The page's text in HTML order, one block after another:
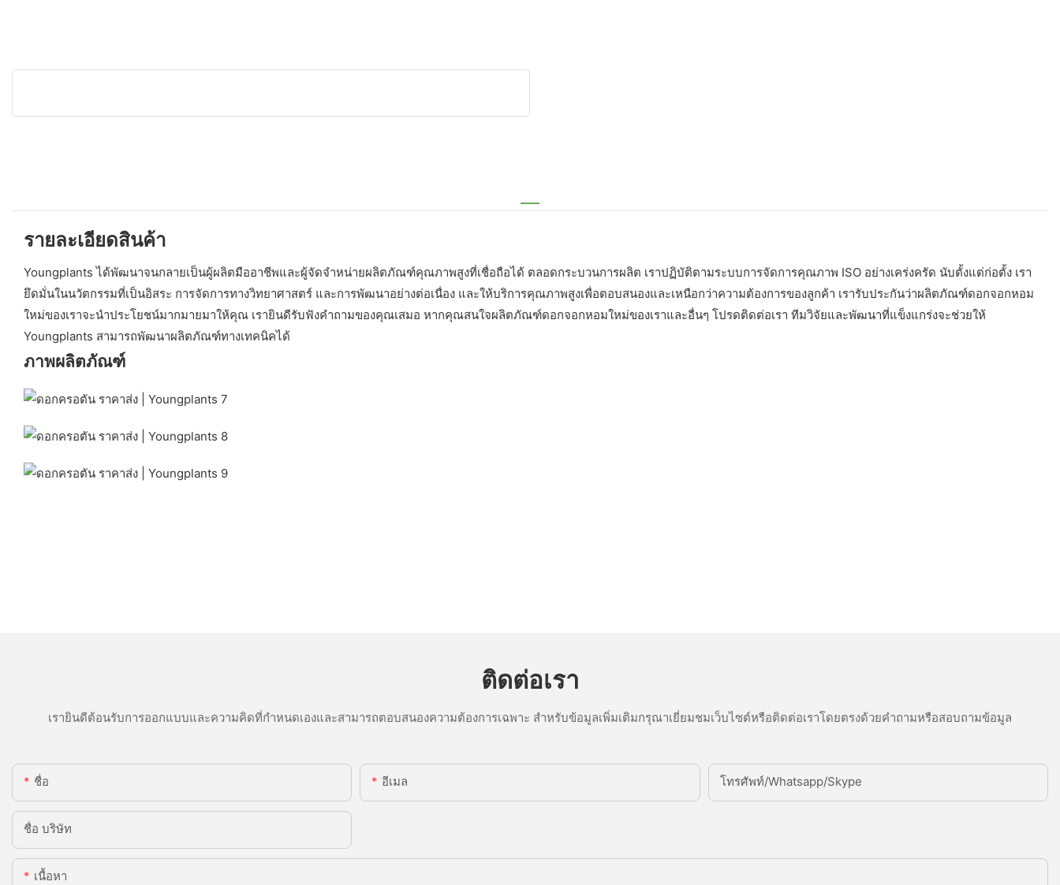
รายละเอียดสินค้า
Youngplants ได้พัฒนาจนกลายเป็นผู้ผลิตมืออาชีพและผู้จัดจำหน่ายผลิตภัณฑ์คุณภาพสูงที่เชื่อถือได้ ตลอดกระบวนการผลิต เราปฏิบัติตามระบบการจัดการคุณภาพ ISO อย่างเคร่งครัด นับตั้งแต่ก่อตั้ง เรา
ยึดมั่นในนวัตกรรมที่เป็นอิสระ การจัดการทางวิทยาศาสตร์ และการพัฒนาอย่างต่อเนื่อง และให้บริการคุณภาพสูงเพื่อตอบสนองและเหนือกว่าความต้องการของลูกค้า เรารับประกันว่าผลิตภัณฑ์ดอกจอกหอม
ใหม่ของเราจะนำประโยชน์มากมายมาให้คุณ เรายินดีรับฟังคำถามของคุณเสมอ หากคุณสนใจผลิตภัณฑ์ดอกจอกหอมใหม่ของเราและอื่นๆ โปรดติดต่อเรา ทีมวิจัยและพัฒนาที่แข็งแกร่งจะช่วยให้
Youngplants สามารถพัฒนาผลิตภัณฑ์ทางเทคนิคได้
ภาพผลิตภัณฑ์
ติดต่อเรา
เรายินดีต้อนรับการออกแบบและความคิดที่กำหนดเองและสามารถตอบสนองความต้องการเฉพาะ สำหรับข้อมูลเพิ่มเติมกรุณาเยี่ยมชมเว็บไซต์หรือติดต่อเราโดยตรงด้วยคำถามหรือสอบถามข้อมูล
ชื่อ อีเมล โทรศัพท์/whatsapp/skype
ชื่อ บริษัท
เนื้อหา